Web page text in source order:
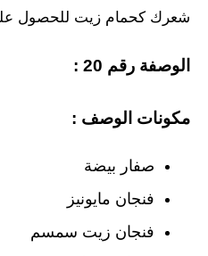
شعرك كحمام زيت للحصول
الوصفة رقم 20 :
مكونات الوصف :
صفار بيضة
فنجان مايونيز
فنجان زيت سمسم